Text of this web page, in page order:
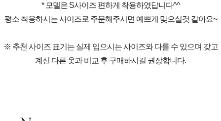
* 모델은 S사이즈 편하게 착용하였답니다^^
평소 착용하시는 사이즈로 주문해주시면 예쁘게 맞으실것 같아요~
※ 추천 사이즈 표기는 실제 입으시는 사이즈와 다를 수 있으며 갖고
계신 다른 옷과 비교 후 구매하시길 권장합니다.